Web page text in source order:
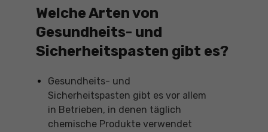
Welche Arten von
Gesundheits- und
Sicherheitspasten gibt es?
Gesundheits- und
Sicherheitspasten gibt es vor allem
in Betrieben, in denen täglich
chemische Produkte verwendet